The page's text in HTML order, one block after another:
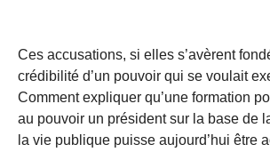
Ces accusations, si elles s’avèrent
crédibilité d’un pouvoir qui se voulait
Comment expliquer qu’une formation
au pouvoir un président sur la base de
la vie publique puisse aujourd’hui être